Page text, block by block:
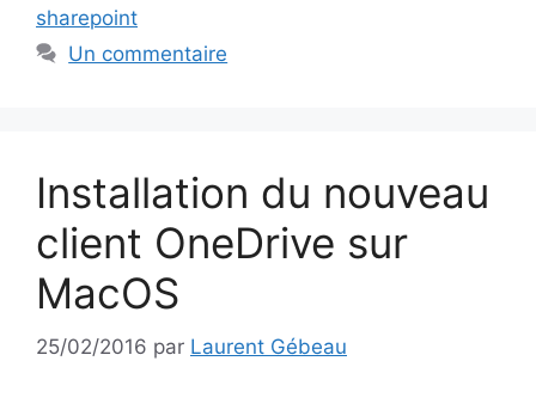
sharepoint
Un commentaire
Installation du nouveau
client OneDrive sur
MacOS
25/02/2016 par Laurent Gébeau